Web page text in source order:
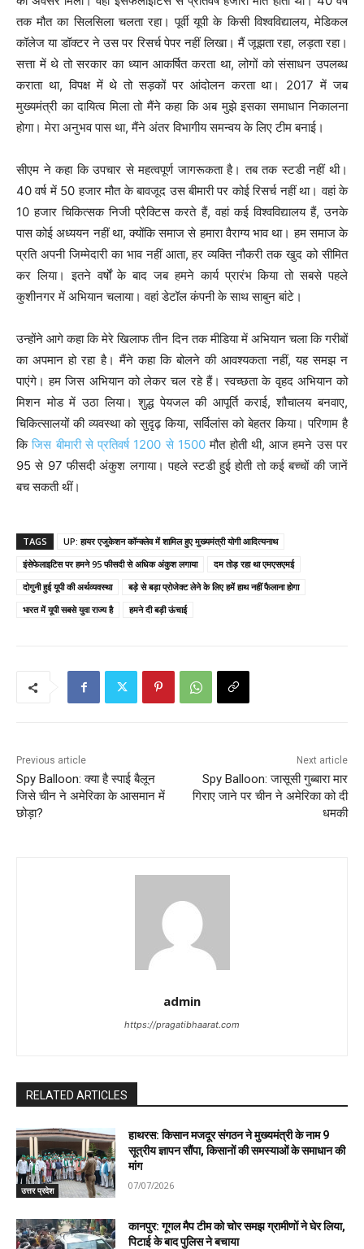
तक मौत का सिलसिला चलता रहा। पूर्वी यूपी के किसी विश्वविद्यालय, मेडिकल
कॉलेज या डॉक्टर ने उस पर रिसर्च पेपर नहीं लिखा। मैं जूझता रहा, लड़ता रहा।
सत्ता में थे तो सरकार का ध्यान आकर्षित करता था, लोगों को संसाधन उपलब्ध
कराता था, विपक्ष में थे तो सड़कों पर आंदोलन करता था। 2017 में जब
मुख्यमंत्री का दायित्व मिला तो मैंने कहा कि अब मुझे इसका समाधान निकालना
होगा। मेरा अनुभव पास था, मैंने अंतर विभागीय समन्वय के लिए टीम बनाई।
सीएम ने कहा कि उपचार से महत्वपूर्ण जागरूकता है। तब तक स्टडी नहीं थी।
40 वर्ष में 50 हजार मौत के बावजूद उस बीमारी पर कोई रिसर्च नहीं था। वहां के
10 हजार चिकित्सक निजी प्रैक्टिस करते हैं, वहां कई विश्वविद्यालय हैं, उनके
पास कोई अध्ययन नहीं था, क्योंकि समाज से हमारा वैराग्य भाव था। हम समाज के
प्रति अपनी जिम्मेदारी का भाव नहीं आता, हर व्यक्ति नौकरी तक खुद को सीमित
कर लिया। इतने वर्षों के बाद जब हमने कार्य प्रारंभ किया तो सबसे पहले
कुशीनगर में अभियान चलाया। वहां डेटॉल कंपनी के साथ साबुन बांटे।
उन्होंने आगे कहा कि मेरे खिलाफ तीन दिन तक मीडिया में अभियान चला कि गरीबों
का अपमान हो रहा है। मैंने कहा कि बोलने की आवश्यकता नहीं, यह समझ न
पाएंगे। हम जिस अभियान को लेकर चल रहे हैं। स्वच्छता के वृहद अभियान को
मिशन मोड में उठा लिया। शुद्ध पेयजल की आपूर्ति कराई, शौचालय बनवाए,
चिकित्सालयों की व्यवस्था को सुदृढ़ किया, सर्विलांस को बेहतर किया। परिणाम है
किजिस बीमारी से प्रतिवर्ष 1200 से 1500 मौत होती थी, आज हमने उस पर
95 से 97 फीसदी अंकुश लगाया। पहले स्टडी हुई होती तो कई बच्चों की जानें
बच सकती थीं।
TAGS
UP: हायर एजुकेशन कॉन्क्लेव में शामिल हुए मुख्यमंत्री योगी आदित्यनाथ
इंसेफेलाइटिस पर हमने 95 फीसदी से अधिक अंकुश लगाया
दम तोड़ रहा था एमएसएमई
दोगुनी हुई यूपी की अर्थव्यवस्था
बड़े से बड़ा प्रोजेक्ट लेने के लिए हमें हाथ नहीं फैलाना होगा
भारत में यूपी सबसे युवा राज्य है
हमने दी बड़ी ऊंचाई
Previous article
Spy Balloon: क्या है स्पाई बैलून
जिसे चीन ने अमेरिका के आसमान में
छोड़ा?
Next article
Spy Balloon: जासूसी गुब्बारा मार
गिराए जाने पर चीन ने अमेरिका को दी
धमकी
admin
https://pragatibhaarat.com
RELATED ARTICLES
उत्तर प्रदेश
हाथरस: किसान मजदूर संगठन ने मुख्यमंत्री के नाम 9
सूत्रीय ज्ञापन सौंपा, किसानों की समस्याओं के समाधान की
मांग
07/07/2026
कानपुर: गूगल मैप टीम को चोर समझ ग्रामीणों ने घेर लिया,
पिटाई के बाद पुलिस ने बचाया